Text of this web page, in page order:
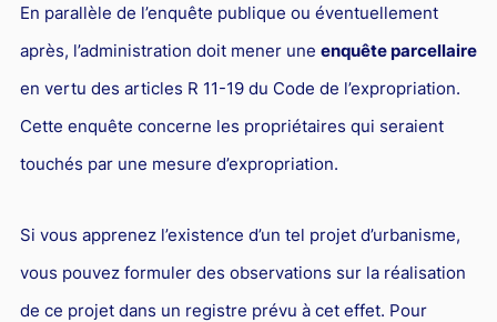
Droit bancaire
Jurisprudences et actualités
En parallèle de l’enquête publique ou éventuellement
après, l’administration doit mener une enquête parcellaire
en vertu des articles R 11-19 du Code de l’expropriation.
Cette enquête concerne les propriétaires qui seraient
touchés par une mesure d’expropriation.
Si vous apprenez l’existence d’un tel projet d’urbanisme,
vous pouvez formuler des observations sur la réalisation
de ce projet dans un registre prévu à cet effet. Pour